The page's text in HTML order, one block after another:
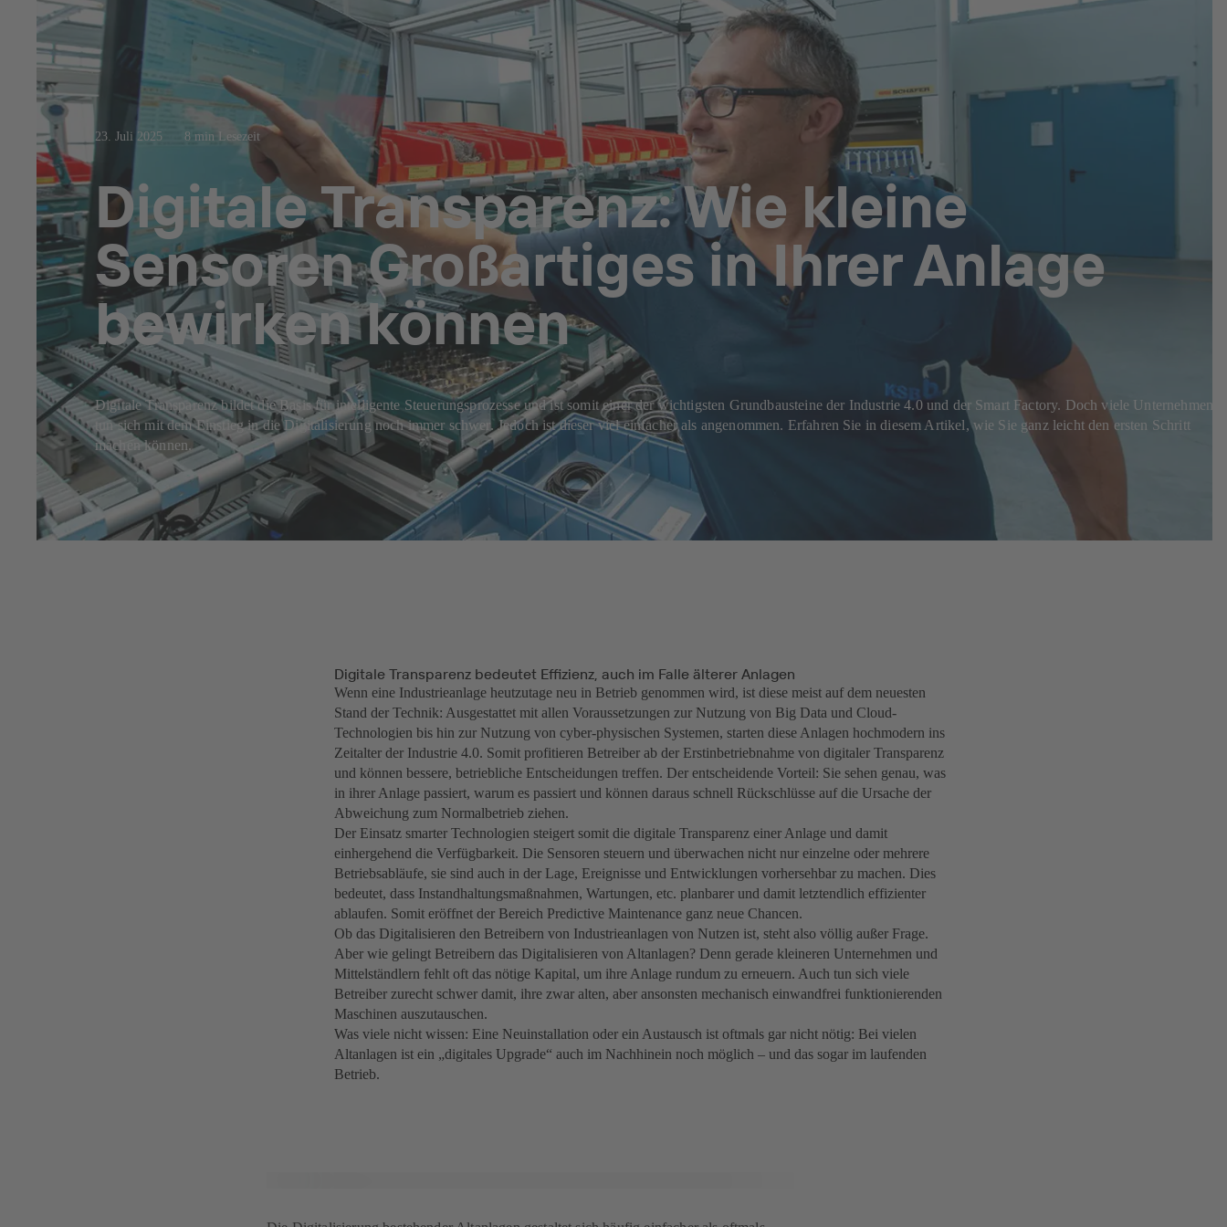
23. Juli 2025 8 min Lesezeit
Digitale Transparenz: Wie kleine
Sensoren Großartiges in Ihrer Anlage
bewirken können
Digitale Transparenz bildet die Basis für intelligente Steuerungsprozesse und ist somit einer der wichtigsten Grundbausteine der Industrie 4.0 und der Smart Factory. Doch viele Unternehmen
tun sich mit dem Einstieg in die Digitalisierung noch immer schwer. Jedoch ist dieser viel einfacher als angenommen. Erfahren Sie in diesem Artikel, wie Sie ganz leicht den ersten Schritt
machen können.
Digitale Transparenz bedeutet Effizienz, auch im Falle älterer Anlagen
Wenn eine Industrieanlage heutzutage neu in Betrieb genommen wird, ist diese meist auf dem neuesten
Stand der Technik: Ausgestattet mit allen Voraussetzungen zur Nutzung von Big Data und Cloud-
Technologien bis hin zur Nutzung von cyber-physischen Systemen, starten diese Anlagen hochmodern ins
Zeitalter der Industrie 4.0. Somit profitieren Betreiber ab der Erstinbetriebnahme von digitaler Transparenz
und können bessere, betriebliche Entscheidungen treffen. Der entscheidende Vorteil: Sie sehen genau, was
in ihrer Anlage passiert, warum es passiert und können daraus schnell Rückschlüsse auf die Ursache der
Abweichung zum Normalbetrieb ziehen.
Der Einsatz smarter Technologien steigert somit die digitale Transparenz einer Anlage und damit
einhergehend die Verfügbarkeit. Die Sensoren steuern und überwachen nicht nur einzelne oder mehrere
Betriebsabläufe, sie sind auch in der Lage, Ereignisse und Entwicklungen vorhersehbar zu machen. Dies
bedeutet, dass Instandhaltungsmaßnahmen, Wartungen, etc. planbarer und damit letztendlich effizienter
ablaufen. Somit eröffnet der Bereich Predictive Maintenance ganz neue Chancen.
Ob das Digitalisieren den Betreibern von Industrieanlagen von Nutzen ist, steht also völlig außer Frage.
Aber wie gelingt Betreibern das Digitalisieren von Altanlagen? Denn gerade kleineren Unternehmen und
Mittelständlern fehlt oft das nötige Kapital, um ihre Anlage rundum zu erneuern. Auch tun sich viele
Betreiber zurecht schwer damit, ihre zwar alten, aber ansonsten mechanisch einwandfrei funktionierenden
Maschinen auszutauschen.
Was viele nicht wissen: Eine Neuinstallation oder ein Austausch ist oftmals gar nicht nötig: Bei vielen
Altanlagen ist ein „digitales Upgrade“ auch im Nachhinein noch möglich – und das sogar im laufenden
Betrieb.